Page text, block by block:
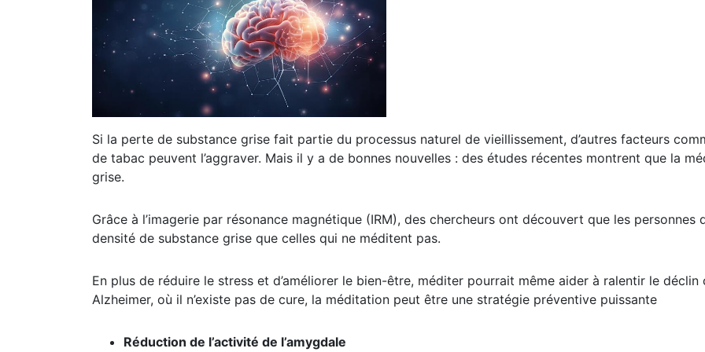
Si la perte de substance grise fait partie du processus naturel de vieillissement, d’autres facteurs
de tabac peuvent l’aggraver. Mais il y a de bonnes nouvelles : des études récentes montrent que la
grise.
Grâce à l’imagerie par résonance magnétique (IRM), des chercheurs ont découvert que les
densité de substance grise que celles qui ne méditent pas.
En plus de réduire le stress et d’améliorer le bien-être, méditer pourrait même aider à ralentir le
Alzheimer, où il n’existe pas de cure, la méditation peut être une stratégie préventive puissante
Réduction de l’activité de l’amygdale